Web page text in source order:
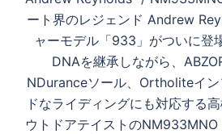
ート界のレジェンド Andrew
ャーモデル「933」がついに登
DNAを継承しながら、
NDuranceソール、Ortholite︎イン
ドなライディングにも対応する
ウトドアテイストのNM933MNO